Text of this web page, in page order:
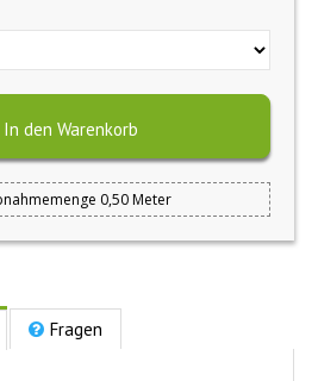
In den Warenkorb
0,50 Meter
Fragen